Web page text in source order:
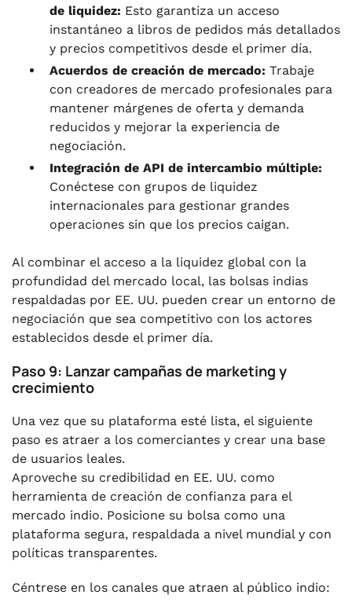
de liquidez: Esto garantiza un acceso
instantáneo a libros de pedidos más detallados
y precios competitivos desde el primer día.
Acuerdos de creación de mercado: Trabaje
con creadores de mercado profesionales para
mantener márgenes de oferta y demanda
reducidos y mejorar la experiencia de
negociación.
Integración de API de intercambio múltiple:
Conéctese con grupos de liquidez
internacionales para gestionar grandes
operaciones sin que los precios caigan.
Al combinar el acceso a la liquidez global con la
profundidad del mercado local, las bolsas indias
respaldadas por EE. UU. pueden crear un entorno de
negociación que sea competitivo con los actores
establecidos desde el primer día.
Paso 9: Lanzar campañas de marketing y
crecimiento
Una vez que su plataforma esté lista, el siguiente
paso es atraer a los comerciantes y crear una base
de usuarios leales.
Aproveche su credibilidad en EE. UU. como
herramienta de creación de confianza para el
mercado indio. Posicione su bolsa como una
plataforma segura, respaldada a nivel mundial y con
políticas transparentes.
Céntrese en los canales que atraen al público indio: